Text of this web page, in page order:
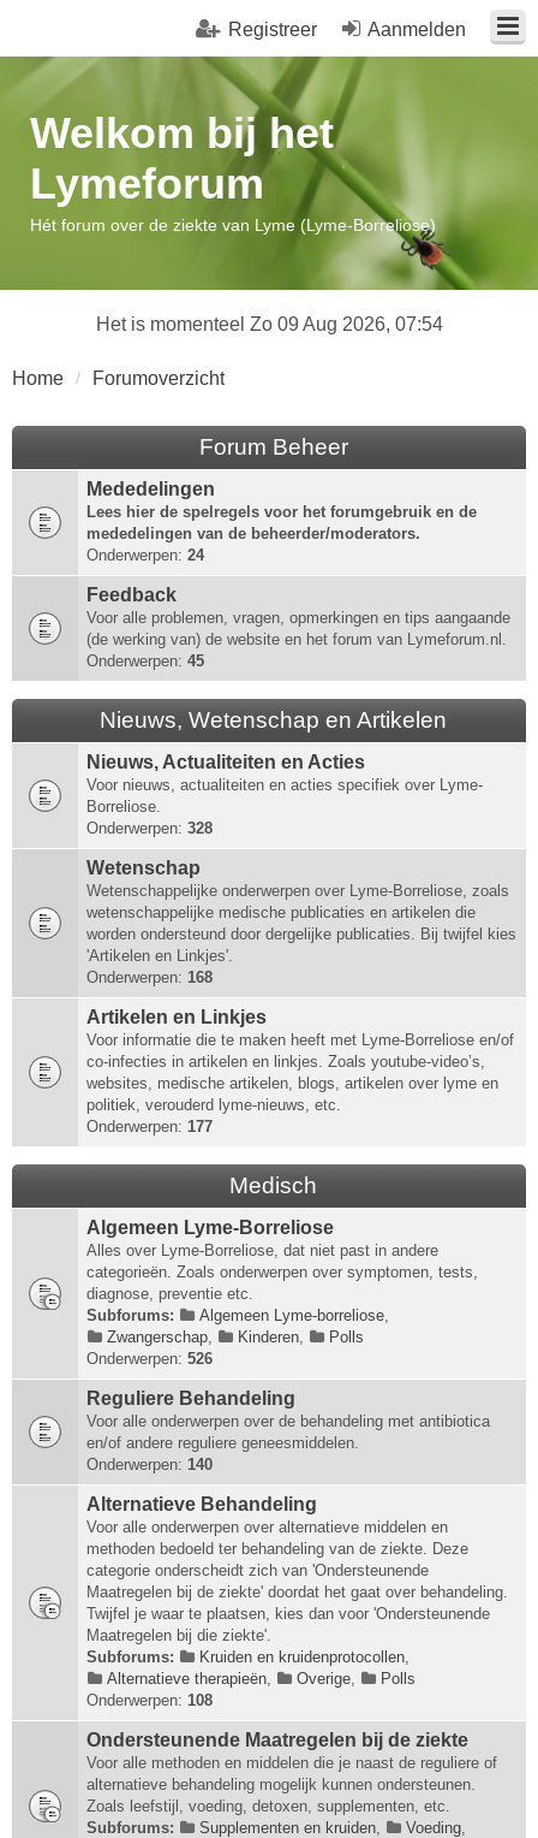
Aanmelden
Registreer
Welkom bij het
Lymeforum
Hét forum over de ziekte van Lyme (Lyme-Borreliose)
Het is momenteel Zo 09 Aug 2026, 07:54
Home Forumoverzicht
Forum Beheer
Mededelingen
Lees hier de spelregels voor het forumgebruik en de
mededelingen van de beheerder/moderators.
Onderwerpen: 24
Feedback
Voor alle problemen, vragen, opmerkingen en tips aangaande
(de werking van) de website en het forum van Lymeforum.nl.
Onderwerpen: 45
Nieuws, Wetenschap en Artikelen
Nieuws, Actualiteiten en Acties
Voor nieuws, actualiteiten en acties specifiek over Lyme-
Borreliose.
Onderwerpen: 328
Wetenschap
Wetenschappelijke onderwerpen over Lyme-Borreliose, zoals
wetenschappelijke medische publicaties en artikelen die
worden ondersteund door dergelijke publicaties. Bij twijfel kies
'Artikelen en Linkjes'.
Onderwerpen: 168
Artikelen en Linkjes
Voor informatie die te maken heeft met Lyme-Borreliose en/of
co-infecties in artikelen en linkjes. Zoals youtube-video’s,
websites, medische artikelen, blogs, artikelen over lyme en
politiek, verouderd lyme-nieuws, etc.
Onderwerpen: 177
Medisch
Algemeen Lyme-Borreliose
Alles over Lyme-Borreliose, dat niet past in andere
categorieën. Zoals onderwerpen over symptomen, tests,
diagnose, preventie etc.
Subforums:
Algemeen Lyme-borreliose,
Zwangerschap, Kinderen,
Polls
Onderwerpen: 526
Reguliere Behandeling
Voor alle onderwerpen over de behandeling met antibiotica
en/of andere reguliere geneesmiddelen.
Onderwerpen: 140
Alternatieve Behandeling
Voor alle onderwerpen over alternatieve middelen en
methoden bedoeld ter behandeling van de ziekte. Deze
categorie onderscheidt zich van 'Ondersteunende
Maatregelen bij de ziekte' doordat het gaat over behandeling.
Twijfel je waar te plaatsen, kies dan voor 'Ondersteunende
Maatregelen bij die ziekte'.
Subforums:
Kruiden en kruidenprotocollen,
Alternatieve therapieën, Overige,
Polls
Onderwerpen: 108
Ondersteunende Maatregelen bij de ziekte
Voor alle methoden en middelen die je naast de reguliere of
alternatieve behandeling mogelijk kunnen ondersteunen.
Zoals leefstijl, voeding, detoxen, supplementen, etc.
Subforums:
Supplementen en kruiden, Voeding,